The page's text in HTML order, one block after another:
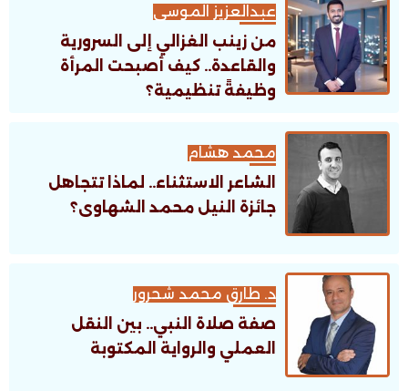
عبدالعزيز الموسى
من زينب الغزالي إلى السرورية
والقاعدة.. كيف أصبحت المرأة
وظيفةً تنظيمية؟
محمد هشام
الشاعر الاستثناء.. لماذا تتجاهل
جائزة النيل محمد الشهاوى؟
د. طارق محمد شحرور
صفة صلاة النبي.. بين النقل
العملي والرواية المكتوبة